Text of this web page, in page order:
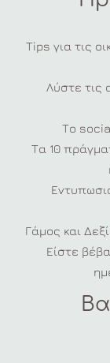
Tips για τις
Λύστε τις
Το
Τα 10
Γάμος και
Είστε